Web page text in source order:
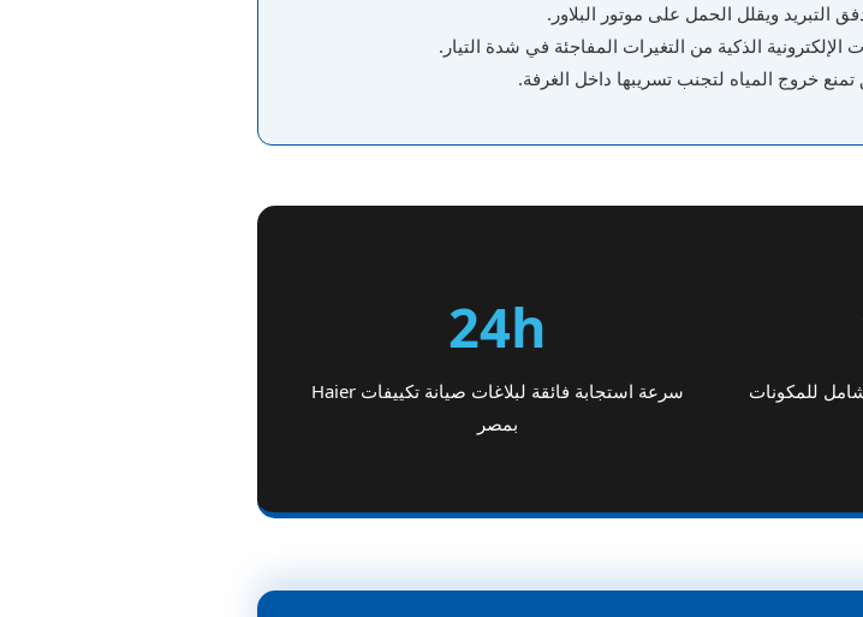
ويقلل الحمل على موتور البلاور.
الذكية من التغيرات المفاجئة في شدة التيار.
خروج المياه لتجنب تسريبها داخل الغرفة.
للمكونات
24h
سرعة استجابة فائقة لبلاغات صيانة تكييفات Haier
بمصر